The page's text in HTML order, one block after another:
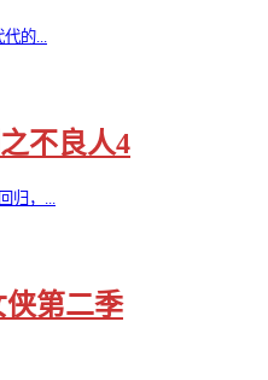
的...
不良人4
归，...
侠第二季